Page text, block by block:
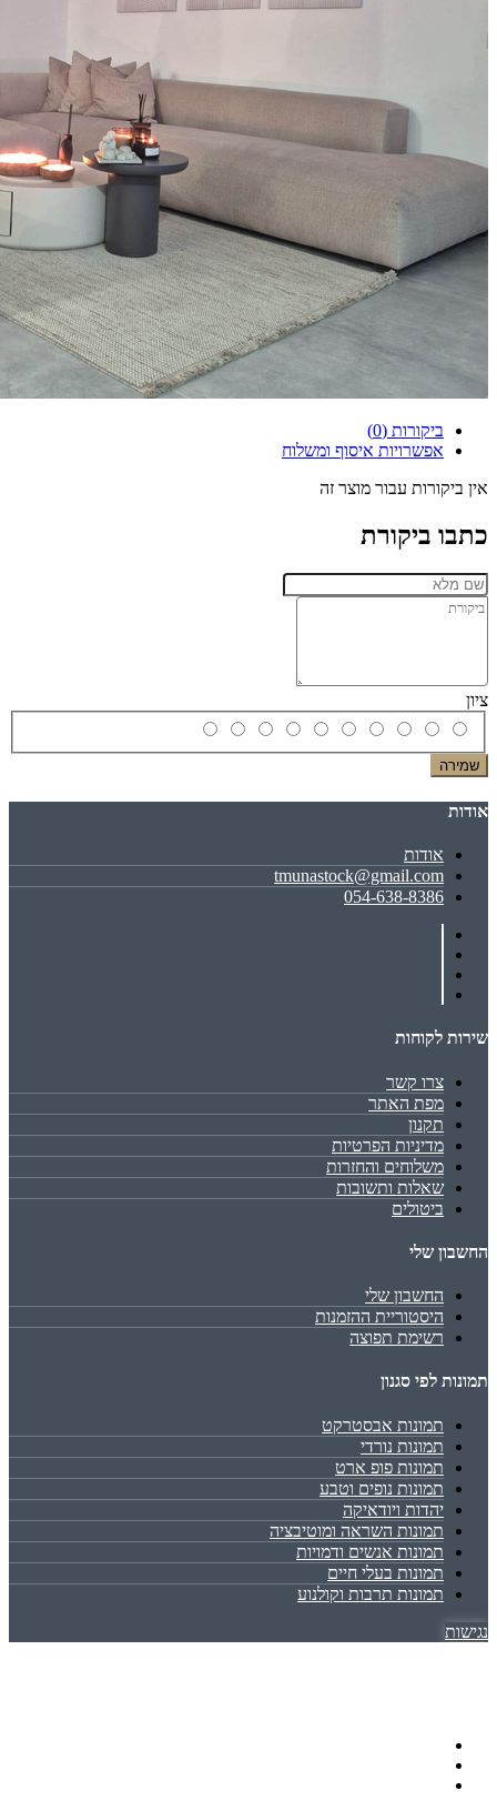
ביקורות (0)
אפשרויות איסוף ומשלוח
אין ביקורות עבור מוצר זה
כתבו ביקורת
ציון
שמירה
אודות
אודות
tmunastock@gmail.com
054-638-8386
שירות לקוחות
צרו קשר
מפת האתר
תקנון
מדיניות הפרטיות
משלוחים והחזרות
שאלות ותשובות
ביטולים
החשבון שלי
החשבון שלי
היסטוריית ההזמנות
רשימת תפוצה
תמונות לפי סגנון
תמונות אבסטרקט
תמונות נורדי
תמונות פופ ארט
תמונות נופים וטבע
יהדות ויודאיקה
תמונות השראה ומוטיבציה
תמונות אנשים ודמויות
תמונות בעלי חיים
תמונות תרבות וקולנוע
נגישות